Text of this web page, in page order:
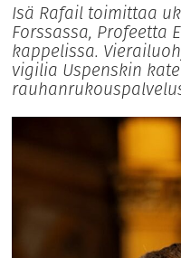
Isä Rafail toimittaa
Forssassa, Profeetta
kappelissa.
vigilia Uspenskin